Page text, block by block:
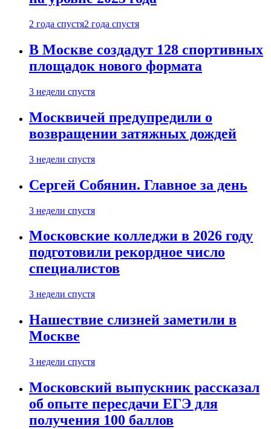
2 года спустя2 года спустя
В Москве создадут 128 спортивных
площадок нового формата
3 недели спустя
Москвичей предупредили о
возвращении затяжных дождей
3 недели спустя
Сергей Собянин. Главное за день
3 недели спустя
Московские колледжи в 2026 году
подготовили рекордное число
специалистов
3 недели спустя
Нашествие слизней заметили в
Москве
3 недели спустя
Московский выпускник рассказал
об опыте пересдачи ЕГЭ для
получения 100 баллов